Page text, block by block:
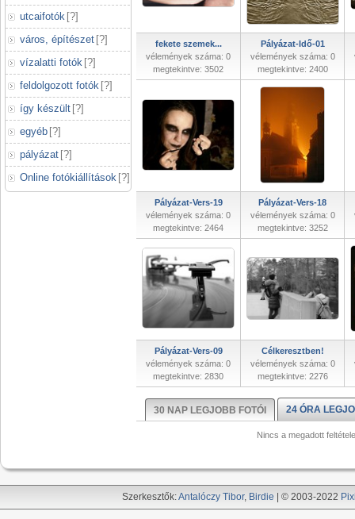
utcaifotók [?]
város, építészet [?]
vízalatti fotók [?]
feldolgozott fotók [?]
így készült [?]
egyéb [?]
pályázat [?]
Online fotókiállítások [?]
fekete szemek...
vélemények száma: 0
megtekintve: 3502
Pályázat-Idő-01
vélemények száma: 0
megtekintve: 2400
Pályázat-Vers-19
vélemények száma: 0
megtekintve: 2464
Pályázat-Vers-18
vélemények száma: 0
megtekintve: 3252
Pályázat-Vers-09
vélemények száma: 0
megtekintve: 2830
Célkeresztben!
vélemények száma: 0
megtekintve: 2276
30 NAP LEGJOBB FOTÓI 24 ÓRA
Nincs a megadott
Szerkesztők:Antalóczy Tibor, Birdie | © 2003-2022